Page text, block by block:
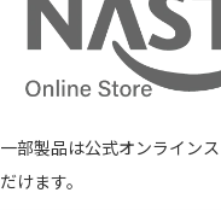
一部製品は公式オンライン
だけます。